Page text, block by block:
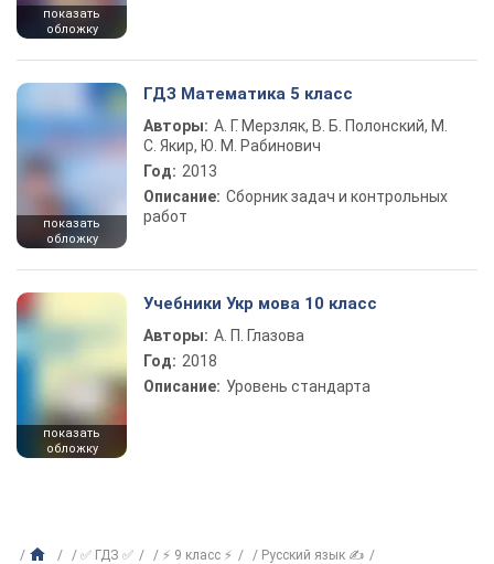
показать
обложку
показать
обложку
ГДЗ Математика 5 класс
Авторы: А. Г. Мерзляк, В. Б. Полонский, М.
С. Якир, Ю. М. Рабинович
Год: 2013
Описание: Сборник задач и контрольных
работ
показать
обложку
Учебники Укр мова 10 класс
Авторы: А. П. Глазова
Год: 2018
Описание: Уровень стандарта
✅ ГДЗ ✅ ⚡ 9 класс ⚡
Русский язык ✍